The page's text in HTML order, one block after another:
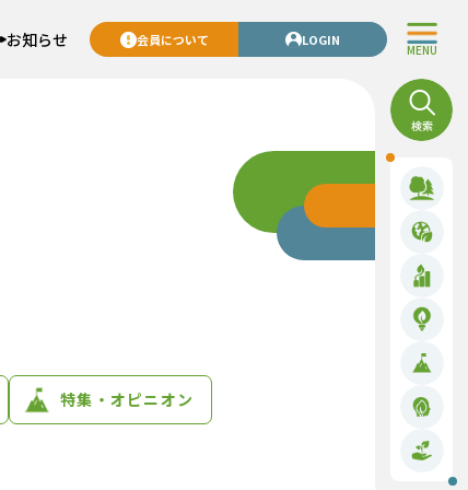
MENU
お知らせ 会員について LOGIN
特集・オピニオン